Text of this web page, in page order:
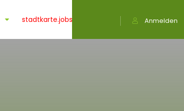
Anmelden
stadtkarte.jobs